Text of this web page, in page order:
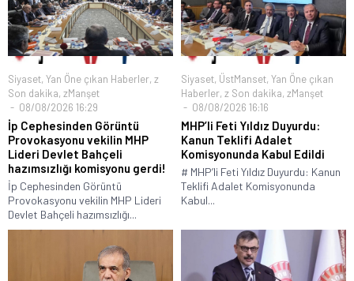
Siyaset, Yan Öne çıkan Haberler, z
Son dakika, zManşet
08/08/2026 16:29
İp Cephesinden Görüntü
Provokasyonu vekilin MHP
Lideri Devlet Bahçeli
hazımsızlığı komisyonu gerdi!
İp Cephesinden Görüntü
Provokasyonu vekilin MHP Lideri
Devlet Bahçeli hazımsızlığı...
Siyaset, ÜstManset, Yan Öne çıkan
Haberler, z Son dakika, zManşet
08/08/2026 16:16
MHP’li Feti Yıldız Duyurdu:
Kanun Teklifi Adalet
Komisyonunda Kabul Edildi
# MHP’li Feti Yıldız Duyurdu: Kanun
Teklifi Adalet Komisyonunda
Kabul...